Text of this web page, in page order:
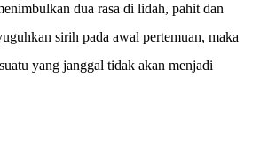
dua rasa di lidah, pahit dan
sirih pada awal pertemuan, maka
yang janggal tidak akan menjadi